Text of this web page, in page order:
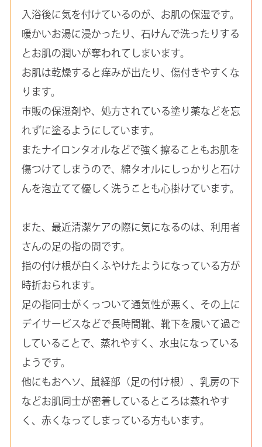
入浴後に気を付けているのが、お肌の保湿です。
暖かいお湯に浸かったり、石けんで洗ったりする
とお肌の潤いが奪われてしまいます。
お肌は乾燥すると痒みが出たり、傷付きやすくな
ります。
市販の保湿剤や、処方されている塗り薬などを忘
れずに塗るようにしています。
またナイロンタオルなどで強く擦ることもお肌を
傷つけてしまうので、綿タオルにしっかりと石け
んを泡立てて優しく洗うことも心掛けています。
また、最近清潔ケアの際に気になるのは、利用者
さんの足の指の間です。
指の付け根が白くふやけたようになっている方が
時折おられます。
足の指同士がくっついて通気性が悪く、その上に
デイサービスなどで長時間靴、靴下を履いて過ご
していることで、蒸れやすく、水虫になっている
ようです。
他にもおヘソ、鼠経部（足の付け根）、乳房の下
などお肌同士が密着しているところは蒸れやす
く、赤くなってしまっている方もいます。